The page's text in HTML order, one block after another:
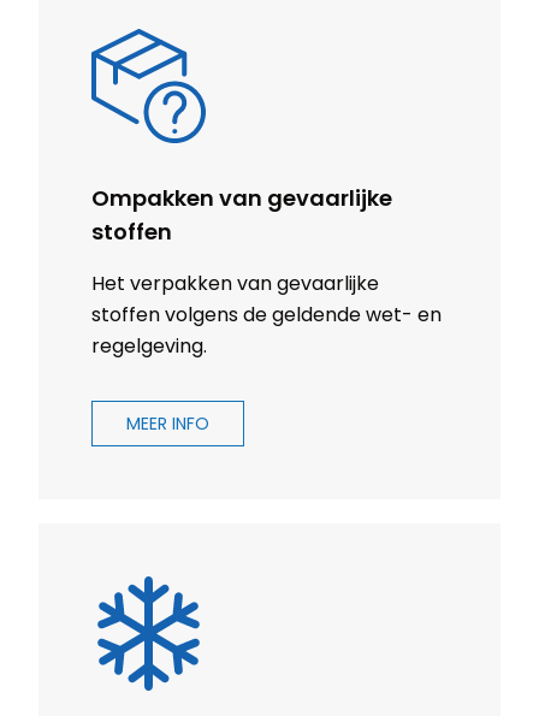
Ompakken van gevaarlijke
stoffen
Het verpakken van gevaarlijke
stoffen volgens de geldende wet- en
regelgeving.
MEER INFO